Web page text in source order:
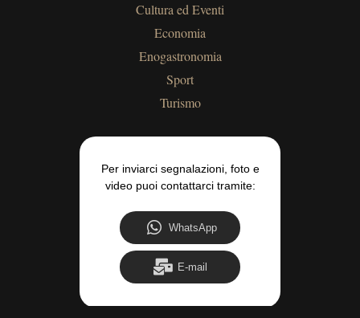
Cultura ed Eventi
Economia
Enogastronomia
Sport
Turismo
Per inviarci segnalazioni, foto e
video puoi contattarci tramite:
WhatsApp
E-mail